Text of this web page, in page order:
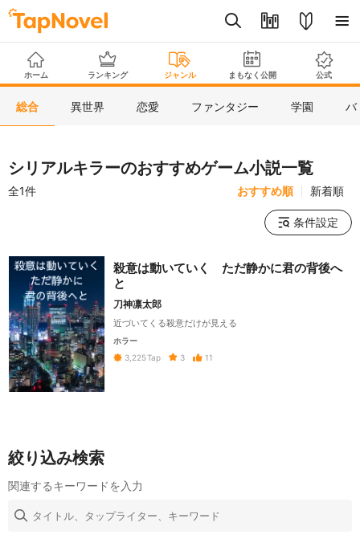
ホーム ランキング ジャンル まもなく公開 公式
総合 異世界 恋愛 ファンタジー 学園 バ
シリアルキラーのおすすめゲーム小説一覧
全1件 おすすめ順 新着順
条件設定
殺意は動いていく ただ静かに君の背後へ
と
刀神凛太郎
近づいてくる殺意だけが見える
ホラー
3,225Tap 3 11
絞り込み検索
関連するキーワードを入力